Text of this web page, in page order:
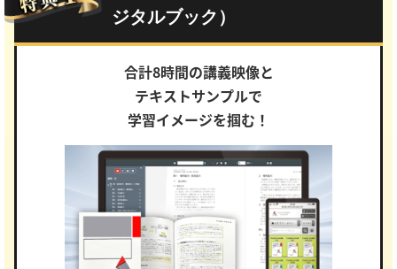
ジタルブック）
合計8時間の講義映像と
テキストサンプルで
学習イメージを掴む！